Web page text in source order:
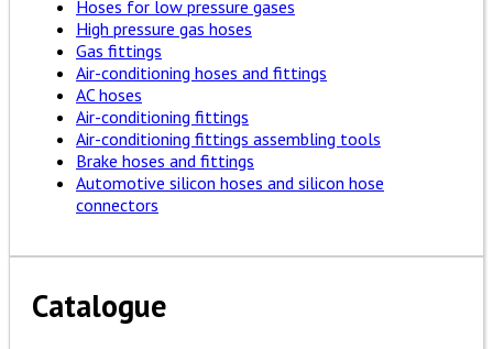
Hoses for low pressure gases
High pressure gas hoses
Gas fittings
Air-conditioning hoses and fittings
AC hoses
Air-conditioning fittings
Air-conditioning fittings assembling tools
Brake hoses and fittings
Automotive silicon hoses and silicon hose
connectors
Catalogue